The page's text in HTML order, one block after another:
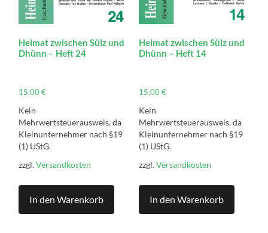
Heimat zwischen Sülz und
Dhünn – Heft 24
15,00€
Kein
Mehrwertsteuerausweis, da
Kleinunternehmer nach §19
(1) UStG.
zzgl.Versandkosten
In den Warenkorb
Heimat zwischen Sülz und
Dhünn – Heft 14
15,00€
Kein
Mehrwertsteuerausweis, da
Kleinunternehmer nach §19
(1) UStG.
zzgl.Versandkosten
In den Warenkorb